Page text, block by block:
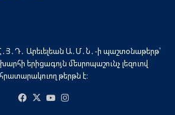
Արեւելեան Ա․Մ․Ն․-ի պաշտօնաթերթ՝
երիցագոյն մեսրոպաշունչ լեզուով
հրատարակուող թերթն է։
Facebook
X YouTube